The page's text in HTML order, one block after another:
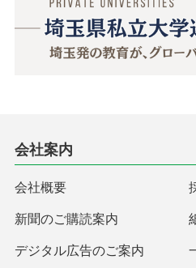
会社案内
会社概要
新聞のご購読案内
デジタル広告のご案内